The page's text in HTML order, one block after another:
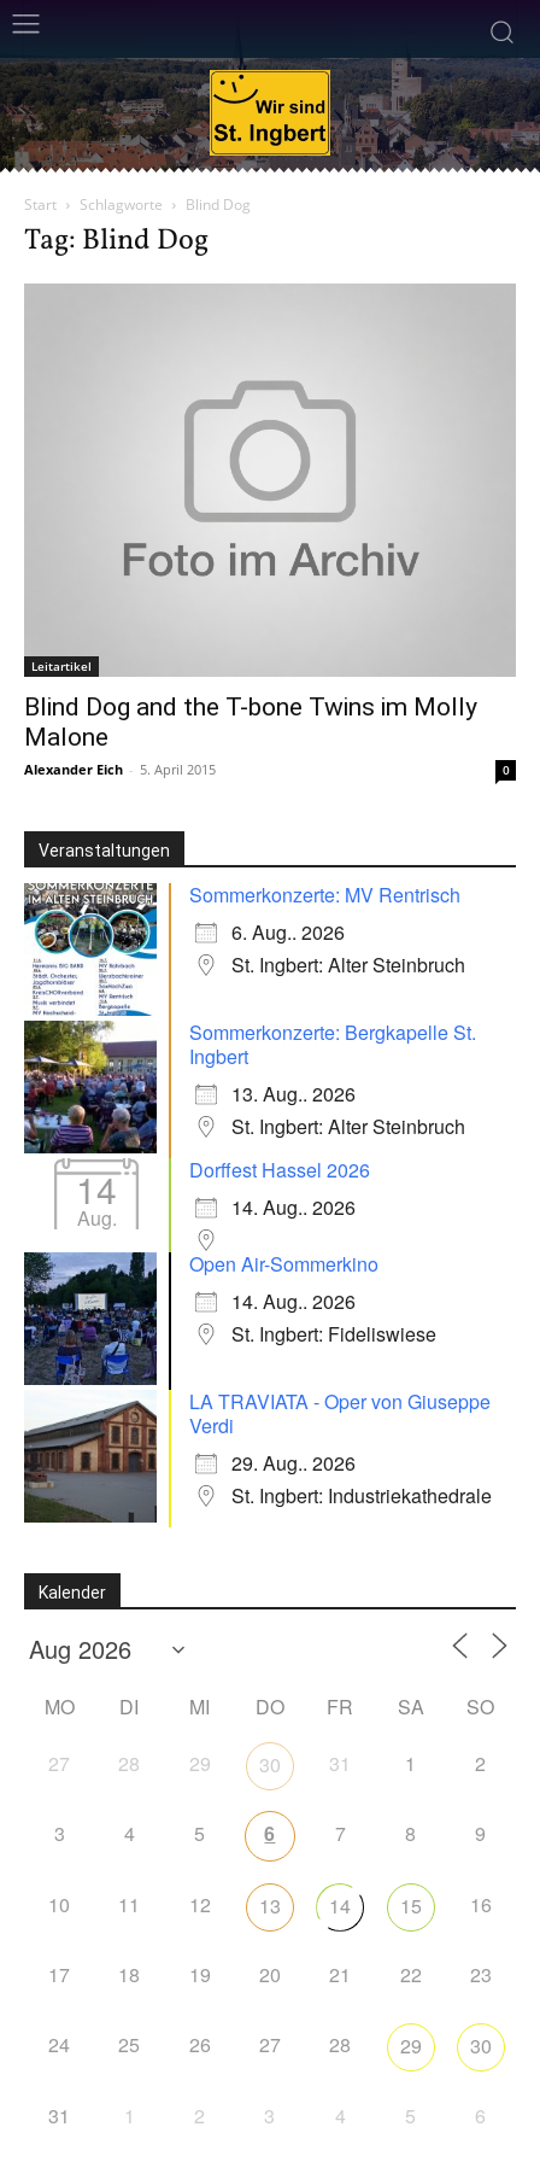
Start Schlagworte Blind Dog
Tag: Blind Dog
Leitartikel
Blind Dog and the T-bone Twins im Molly
Malone
Alexander Eich - 5. April 2015 0
Veranstaltungen
Sommerkonzerte: MV Rentrisch
6. Aug.. 2026
St. Ingbert: Alter Steinbruch
Sommerkonzerte: Bergkapelle St.
Ingbert
13. Aug.. 2026
St. Ingbert: Alter Steinbruch
14
Aug.
Dorffest Hassel 2026
14. Aug.. 2026
Open Air-Sommerkino
14. Aug.. 2026
St. Ingbert: Fideliswiese
LA TRAVIATA - Oper von Giuseppe
Verdi
29. Aug.. 2026
St. Ingbert: Industriekathedrale
Kalender
MO DI MI DO FR SA SO
27 28 29 30 31 1 2
3 4 5 6 7 8 9
10 11 12 13 14 15 16
17 18 19 20 21 22 23
24 25 26 27 28 29 30
31 1 2 3 4 5 6